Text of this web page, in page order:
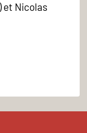
et Nicolas